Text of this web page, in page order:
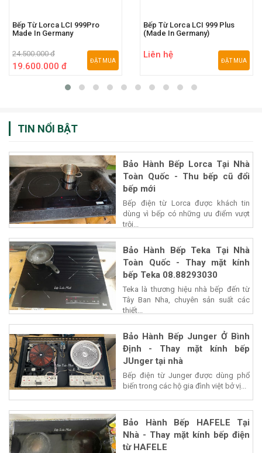
Bếp Từ Lorca LCI 999Pro
Made In Germany
24.500.000 đ
19.600.000 đ
ĐẶT MUA
Bếp Từ Lorca LCI 999 Plus
(Made In Germany)
Liên hệ
ĐẶT MUA
TIN NỔI BẬT
Bảo Hành Bếp Lorca Tại Nhà
Toàn Quốc - Thu bếp cũ đổi
bếp mới
Bếp điện từ Lorca được khách tin
dùng vì bếp có những ưu điểm vượt
trội...
Bảo Hành Bếp Teka Tại Nhà
Toàn Quốc - Thay mặt kính
bếp Teka 08.88293030
Teka là thương hiệu nhà bếp đến từ
Tây Ban Nha, chuyên sản suất các
thiết...
Bảo Hành Bếp Junger Ở Bình
Định - Thay mặt kính bếp
JUnger tại nhà
Bếp điện từ Junger được dùng phổ
biến trong các hộ gia đình việt bở vị...
Bảo Hành Bếp HAFELE Tại
Nhà - Thay mặt kính bếp điện
từ HAFELE